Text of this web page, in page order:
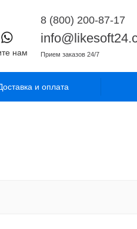
нам
8 (800) 200-87-17
Прием заказов 24/7
и оплата